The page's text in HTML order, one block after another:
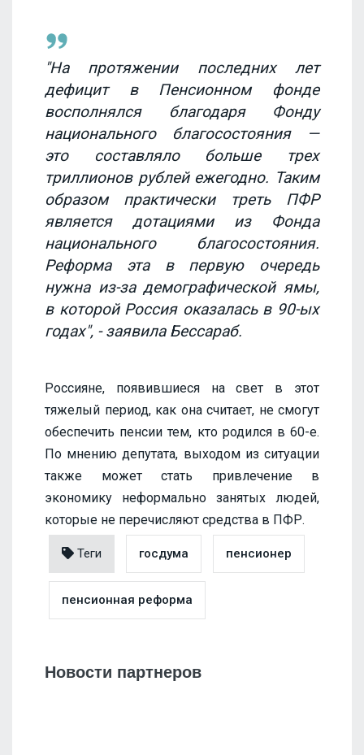
"На протяжении последних лет
дефицит в Пенсионном фонде
восполнялся благодаря Фонду
национального благосостояния —
это составляло больше трех
триллионов рублей ежегодно. Таким
образом практически треть ПФР
является дотациями из Фонда
национального благосостояния.
Реформа эта в первую очередь
нужна из-за демографической ямы,
в которой Россия оказалась в 90-ых
годах", - заявила Бессараб.
Россияне, появившиеся на свет в этот
тяжелый период, как она считает, не смогут
обеспечить пенсии тем, кто родился в 60-е.
По мнению депутата, выходом из ситуации
также может стать привлечение в
экономику неформально занятых людей,
которые не перечисляют средства в ПФР.
Теги госдума пенсионер
пенсионная реформа
Новости партнеров